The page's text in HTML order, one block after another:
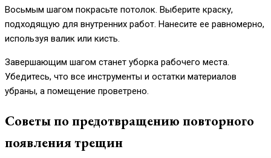
Восьмым шагом покрасьте потолок. Выберите краску,
подходящую для внутренних работ. Нанесите ее равномерно,
используя валик или кисть.
Завершающим шагом станет уборка рабочего места.
Убедитесь, что все инструменты и остатки материалов
убраны, а помещение проветрено.
Советы по предотвращению повторного
появления трещин